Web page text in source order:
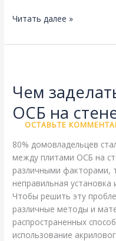
Чем
ОСБ
Читать далее »
Чем
ОСБ на
ОСТАВЬТЕ
80% домовладельцев
между плитами ОСБ на
различными факторами,
неправильная
Чтобы решить эту
различные методы и
распространенных
использование